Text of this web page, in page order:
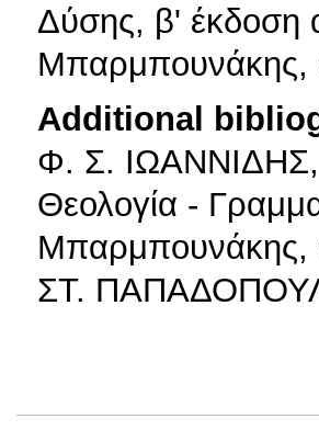
Δύσης, β' έκδοση
Μπαρμπουνάκης,
Additional
Φ. Σ. ΙΩΑΝΝΙΔΗΣ,
Θεολογία -
Μπαρμπουνάκης,
ΣΤ.